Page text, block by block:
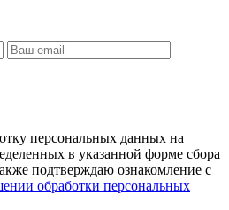
персональных данных на
в указанной форме сбора
подтверждаю ознакомление с
обработки персональных